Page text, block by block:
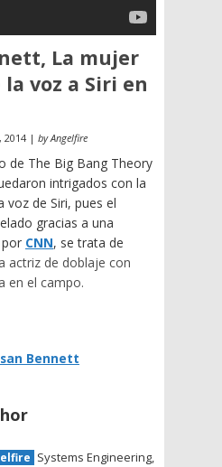
La mujer
voz a Siri en
2014 | by Angelfire
de The Big Bang Theory
intrigados con la
voz de Siri, pues el
gracias a una
CNN, se trata de
actriz de doblaje con
en el campo.
Bennett
Systems Engineering,